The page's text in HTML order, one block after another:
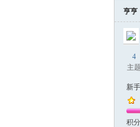
亨亨
4
主题
新
积分